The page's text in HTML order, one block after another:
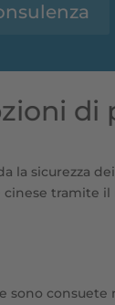
la sicurezza
tramite